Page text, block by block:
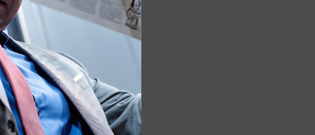
PLÁN
2023
pro vás chystáme v